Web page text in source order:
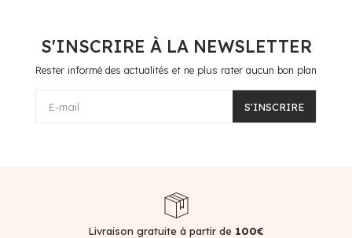
S'INSCRIRE À LA NEWSLETTER
Rester informé des actualités et ne plus rater aucun bon plan
E-mail S'INSCRIRE
Livraison gratuite à partir de 100€